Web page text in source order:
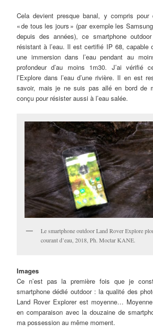
Cela devient presque banal, y compris pour
« de tous les jours » (par exemple les
depuis des années), ce smartphone
résistant à l’eau. Il est certifié IP 68, capable
une immersion dans l’eau pendant au
profondeur d’au moins 1m30. J’ai vérifié
l’Explore dans l’eau d’une rivière. Il en est
savoir, mais je ne suis pas allé en bord de
conçu pour résister aussi à l’eau salée.
Le smartphone outdoor Land Rover Explore
courant d’eau, 2018, Ph. Moctar KANE.
Images
Ce n’est pas la première fois que je
smartphone dédié outdoor : la qualité des
Land Rover Explorer est moyenne…
en comparaison avec la douzaine de
ma possession au même moment.